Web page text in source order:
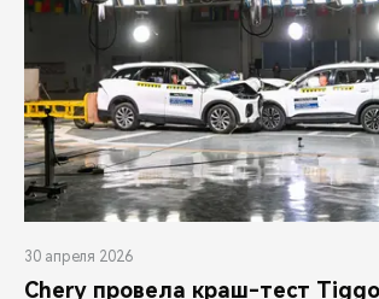
30 апреля 2026
Chery провела краш-тест